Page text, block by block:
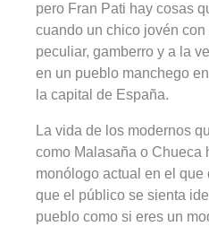
pero Fran Pati hay cosas
cuando un chico jovén con
peculiar, gamberro y a la
en un pueblo manchego
la capital de España.
La vida de los modernos
como Malasaña o Chueca
monólogo actual en el
que el público se sienta
pueblo como si eres un